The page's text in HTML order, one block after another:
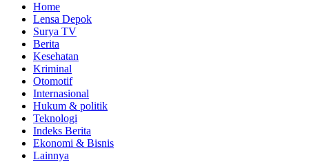
Home
Lensa Depok
Surya TV
Berita
Kesehatan
Kriminal
Otomotif
Internasional
Hukum & politik
Teknologi
Indeks Berita
Ekonomi & Bisnis
Lainnya